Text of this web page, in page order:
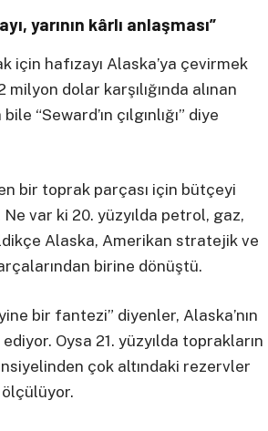
yarının kârlı anlaşması”
için hafızayı Alaska’ya çevirmek
milyon dolar karşılığında alınan
“Seward’ın çılgınlığı” diye
bir toprak parçası için bütçeyi
var ki 20. yüzyılda petrol, gaz,
Alaska, Amerikan stratejik ve
birine dönüştü.
bir fantezi” diyenler, Alaska’nın
Oysa 21. yüzyılda toprakların
çok altındaki rezervler